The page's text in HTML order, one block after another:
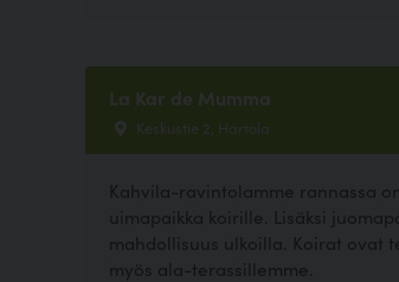
La Kar de Mumma
Keskustie 2, Hartola
Kahvila-ravintolamme rannassa
uimapaikka koirille. Lisäksi
mahdollisuus ulkoilla. Koirat ovat
myös ala-terassillemme.